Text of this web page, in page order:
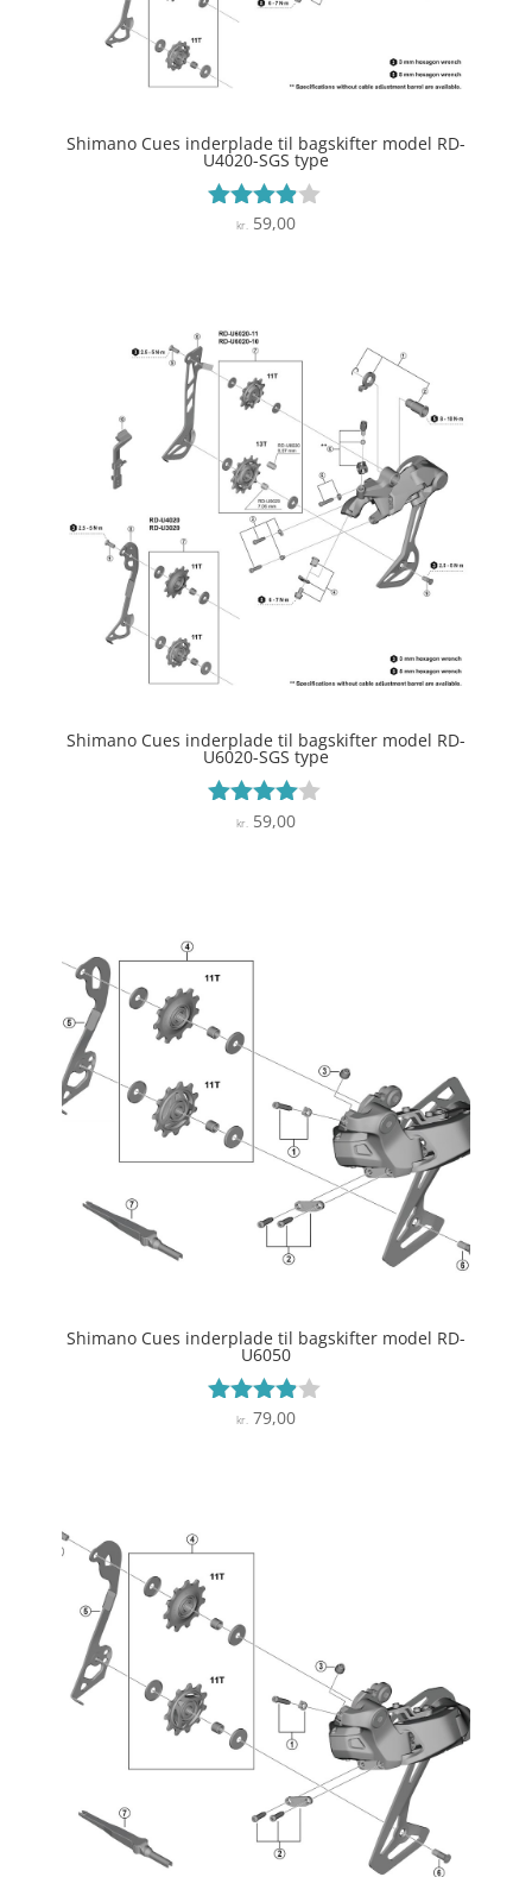
Shimano Cues inderplade til bagskifter model RD-
U4020-SGS type
Vurderet
kr.59,00
Shimano Cues inderplade til bagskifter model RD-
U6020-SGS type
Vurderet
kr. 59,00
Shimano Cues inderplade til bagskifter model RD-
U6050
Vurderet
kr.79,00